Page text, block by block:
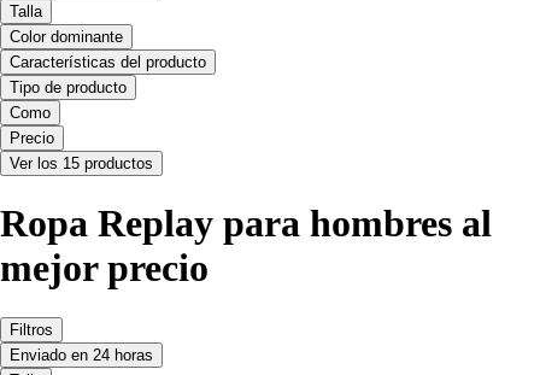
Talla
Color dominante
Características del producto
Tipo de producto
Como
Precio
Ver los 15 productos
Ropa Replay para hombres al
mejor precio
Filtros
Enviado en 24 horas